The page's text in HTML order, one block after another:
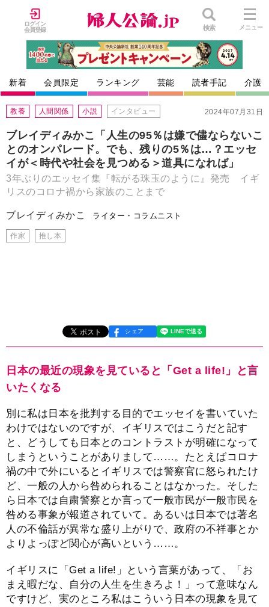
ログイン
会員登録
検索 メニュー
新着 会員限定 ランキング 芸能 読者手記 介護
2024年07月31日
教養 人間関係 小説 インタビュー
ブレイディみかこ「人生の95％は嫌で儘ならないこ
とのオンパレード。でも、残りの5％は…？エッセ
イが＜時代や社会を見つめる＞道具になれば」
3年ぶりのエッセイ集『転がる珠玉のように』発売 イギ
リスのコロナ禍から家族のことまで
ブレイディみかこ ライター・コラムニスト
作家 推し本
シェア
日本の最近の現象を見ていると「Get a life!」と言
いたくなる
別に私は日本を批判する目的でエッセイを書いていた
わけではないのですが、イギリスではこうだと記す
と、どうしても日本とのコントラストが明確になって
しまうということがありまして……。たとえばコロナ
禍の中で外にいるとイギリスでは警察官に怒られたけ
ど、一般の人から咎められることはなかった。そした
ら日本では自粛警察とか言って一般市民が一般市民を
咎める事象が報道されていて。あるいは日本では著名
人の不倫話が異常な盛り上がりで、政府の不祥事とか
よりよっぽど関心が高いという……。
イギリスに「Get a life!」という言葉があって、「お
まえ暇だな、自分の人生を生きろよ！」って意味なん
ですけど、実のところ私はこういう日本の現象を見て